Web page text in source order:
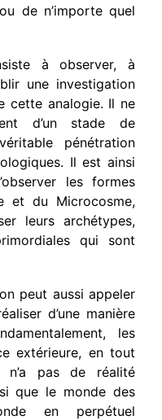
de n’importe quel
à observer, à
une investigation
cette analogie. Il ne
d’un stade de
pénétration
Il est ainsi
les formes
et du Microcosme,
leurs archétypes,
qui sont
peut aussi appeler
d’une manière
les
extérieure, en tout
n’a pas de réalité
que le monde des
en perpétuel